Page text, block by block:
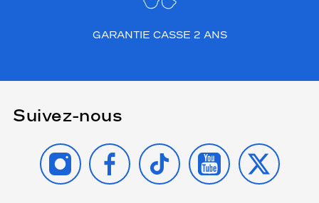
GARANTIE CASSE 2 ANS
Suivez-nous
INSTAGRAMFACEBOOK
TIKTOK YOUTUBE
X